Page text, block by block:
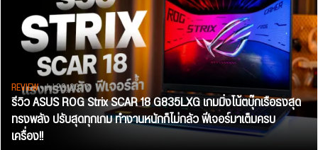
REVIEW• Jul 28, 2026
รีวิว ASUS ROG Strix SCAR 18 G835LXG เกมมิ่งโน้ตบุ๊กเรือธงสุด
ทรงพลัง ปรับสุดทุกเกม ทำงานหนักก็ไม่กลัว ฟีเจอร์มาเต็มครบ
เครื่อง!!